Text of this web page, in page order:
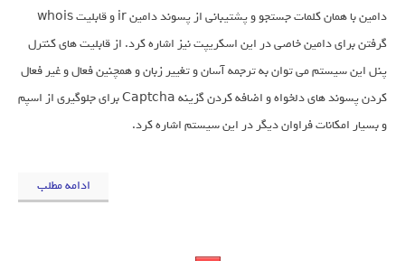
دامین با همان کلمات جستجو و پشتیبانی از پسوند دامین ir و قابلیت whois
گرفتن برای دامین خاصی در این اسکریپت نیز اشاره کرد. از قابلیت های کنترل
پنل این سیستم می توان به ترجمه آسان و تغییر زبان و همچنین فعال و غیر فعال
کردن پسوند های دلخواه و اضافه کردن گزینه Captcha برای جلوگیری از اسپم
و بسیار امکانات فراوان دیگر در این سیستم اشاره کرد.
ادامه مطلب